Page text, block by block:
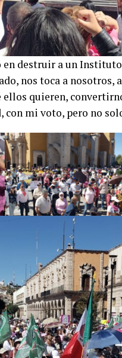
en destruir a un
nos toca a
quieren,
con mi voto, pero no